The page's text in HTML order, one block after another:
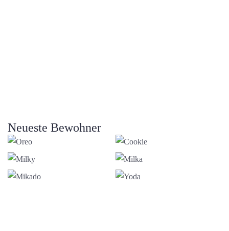
Neueste Bewohner